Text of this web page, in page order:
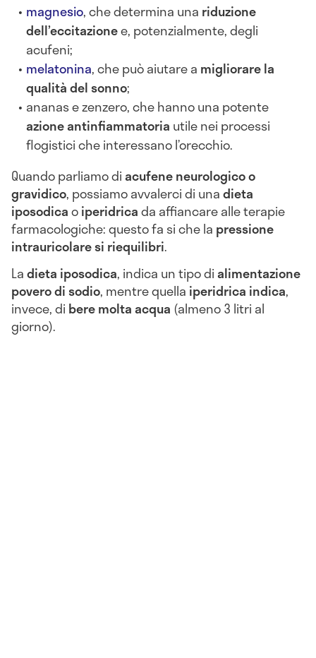
magnesio, che determina una riduzione
dell’eccitazionee, potenzialmente, degli
acufeni;
melatonina, che può aiutare a migliorare la
qualità del sonno;
ananas e zenzero, che hanno una potente
azione antinfiammatoria utile nei processi
flogistici che interessano l’orecchio.
Quando parliamo diacufene neurologico o
gravidico, possiamo avvalerci di unadieta
iposodicaoiperidricada affiancare alle terapie
farmacologiche: questo fa si che la pressione
intrauricolare si riequilibri.
Ladieta iposodica, indica un tipo dialimentazione
povero di sodio, mentre quella iperidrica indica,
invece, di bere molta acqua (almeno 3 litri al
giorno).